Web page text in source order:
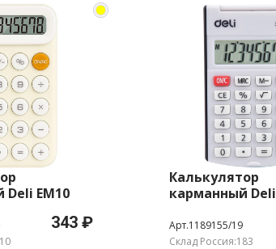
EM10
343 ₽
Калькулятор
карманный Deli
разр.
Арт.1189155/19
Склад Россия:183